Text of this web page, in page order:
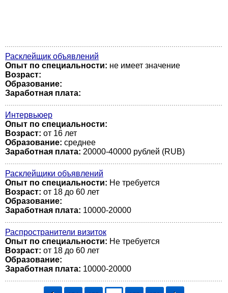
Расклейщик объявлений
Опыт по специальности: не имеет значение
Возраст:
Образование:
Заработная плата:
Интервьюер
Опыт по специальности:
Возраст: от 16 лет
Образование: среднее
Заработная плата: 20000-40000 рублей (RUB)
Расклейщики объявлений
Опыт по специальности: Не требуется
Возраст: от 18 до 60 лет
Образование:
Заработная плата: 10000-20000
Распространители визиток
Опыт по специальности: Не требуется
Возраст: от 18 до 60 лет
Образование:
Заработная плата: 10000-20000